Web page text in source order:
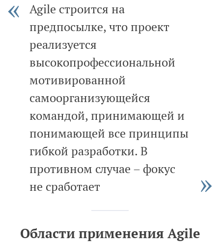
Agile строится на
предпосылке, что проект
реализуется
высокопрофессиональной
мотивированной
самоорганизующейся
командой, принимающей и
понимающей все принципы
гибкой разработки. В
противном случае – фокус
не сработает
Области применения Agile